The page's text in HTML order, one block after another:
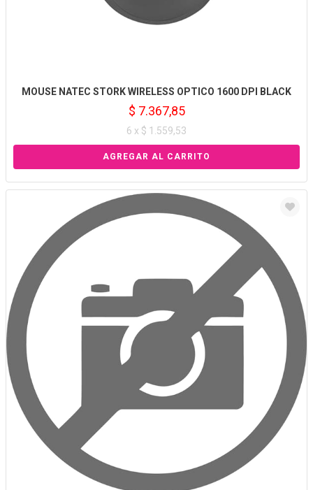
MOUSE NATEC STORK WIRELESS OPTICO 1600 DPI BLACK
$ 7.367,85
6 x $ 1.559,53